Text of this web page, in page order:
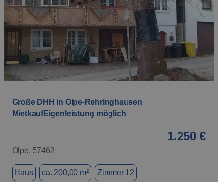
1 / 18
Große DHH in Olpe-Rehringhausen
MietkaufEigenleistung möglich
1.250 €
Olpe, 57462
Haus ca. 200,00 m² Zimmer 12